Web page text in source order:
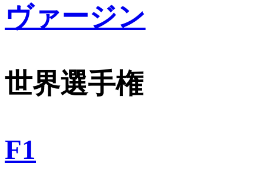
ヴァージン
世界選手権
F1